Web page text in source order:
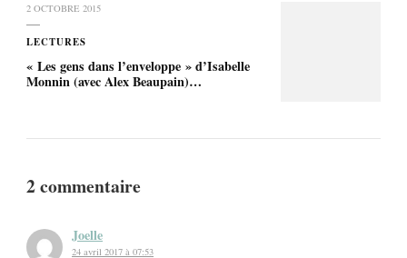
2 OCTOBRE 2015
LECTURES
« Les gens dans l’enveloppe » d’Isabelle
Monnin (avec Alex Beaupain)…
2 commentaire
Joelle
24 avril 2017 à 07:53